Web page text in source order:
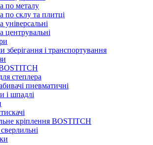
по металу
по склу та плитці
універсальні
центрувальні
зберігання і транспортування
степлера
пневматичні
і шпадлі
кріплення BOSTITCH